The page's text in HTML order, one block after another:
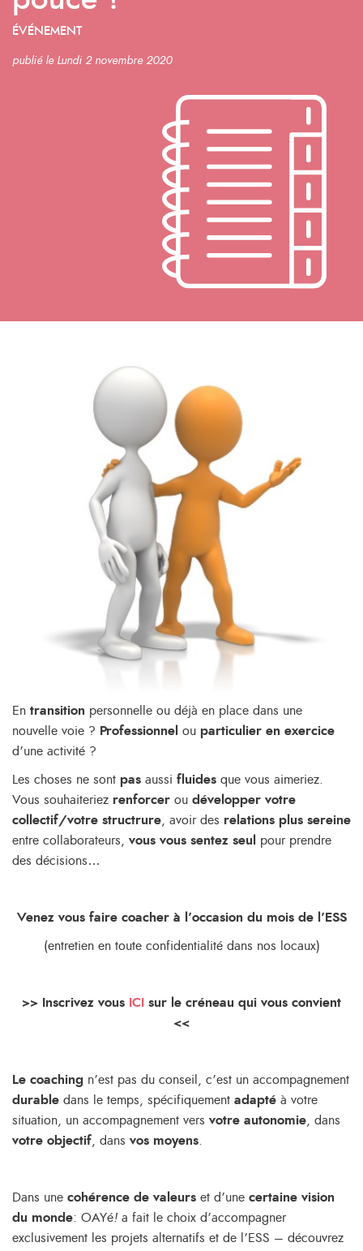
ÉVÉNEMENT
publié le Lundi 2 novembre 2020
En transition personnelle ou déjà en place dans une
nouvelle voie ? Professionnel ou particulier en exercice
d’une activité ?
Les choses ne sont pas aussi fluides que vous aimeriez.
Vous souhaiteriez renforcer ou développer votre
collectif/votre structrure , avoir des relations plus sereine
entre collaborateurs, vous vous sentez seul
pour prendre
des décisions…
Venez vous faire coacher à l’occasion du mois de l’ESS
(entretien en toute confidentialité dans nos locaux)
>> Inscrivez vous ICI sur le créneau qui vous convient
<<
Le coaching n’est pas du conseil, c’est un accompagnement
durable dans le temps, spécifiquement adapté à votre
situation, un accompagnement vers votre autonomie , dans
votre objectif , dans vos moyens
Dans une cohérence de valeurs et d’une certaine vision
du monde: OAYé! a fait le choix d’accompagner
exclusivement les projets alternatifs et de l’ESS – découvrez